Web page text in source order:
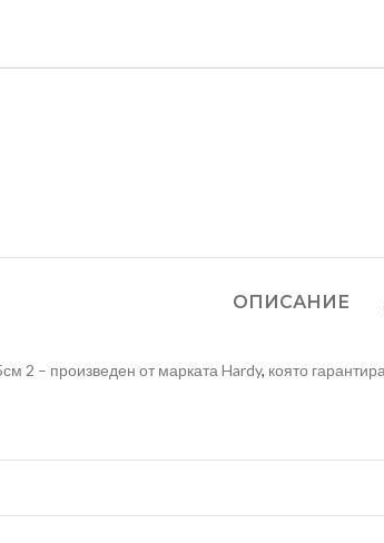
ОПИСАНИЕ
2 – произведен от марката Hardy, която